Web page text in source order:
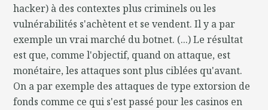
hacker) à des contextes plus criminels ou les
vulnérabilités s'achètent et se vendent. Il y a par
exemple un vrai marché du botnet. (...) Le résultat
est que, comme l'objectif, quand on attaque, est
monétaire, les attaques sont plus ciblées qu'avant.
On a par exemple des attaques de type extorsion de
fonds comme ce qui s'est passé pour les casinos en